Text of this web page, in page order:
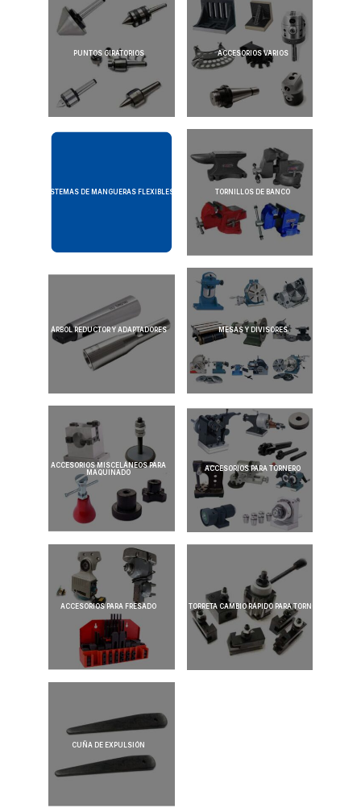
PUNTOS GIRATORIOS ACCESORIOS VARIOS
SISTEMAS DE MANGUERAS FLEXIBLES TORNILLOS DE BANCO
ÁRBOL REDUCTOR Y ADAPTADORES MESAS Y DIVISORES
ACCESORIOS MISCELÁNEOS PARA
MAQUINADO
ACCESORIOS PARA TORNERO
ACCESORIOS PARA FRESADO TORRETA CAMBIO RÁPIDO PARA TORNO
CUÑA DE EXPULSIÓN